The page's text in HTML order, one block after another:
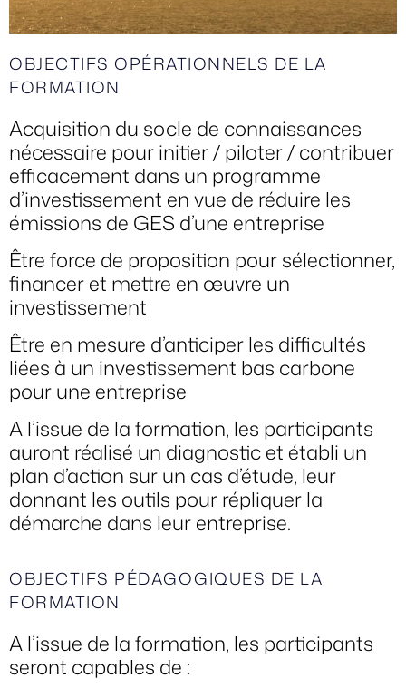
OBJECTIFS OPÉRATIONNELS DE LA
FORMATION
Acquisition du socle de connaissances
nécessaire pour initier / piloter / contribuer
efficacement dans un programme
d’investissement en vue de réduire les
émissions de GES d’une entreprise
Être force de proposition pour sélectionner,
financer et mettre en œuvre un
investissement
Être en mesure d’anticiper les difficultés
liées à un investissement bas carbone
pour une entreprise
A l’issue de la formation, les participants
auront réalisé un diagnostic et établi un
plan d’action sur un cas d’étude, leur
donnant les outils pour répliquer la
démarche dans leur entreprise.
OBJECTIFS PÉDAGOGIQUES DE LA
FORMATION
A l’issue de la formation, les participants
seront capables de :